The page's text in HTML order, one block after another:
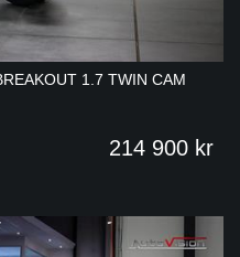
1.7 TWIN CAM
214 900 kr